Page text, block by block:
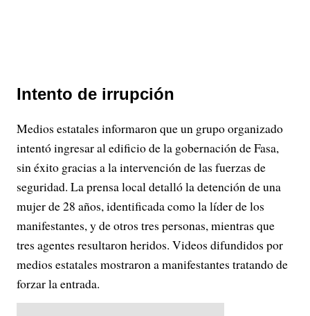
Intento de irrupción
Medios estatales informaron que un grupo organizado
intentó ingresar al edificio de la gobernación de Fasa,
sin éxito gracias a la intervención de las fuerzas de
seguridad. La prensa local detalló la detención de una
mujer de 28 años, identificada como la líder de los
manifestantes, y de otros tres personas, mientras que
tres agentes resultaron heridos. Videos difundidos por
medios estatales mostraron a manifestantes tratando de
forzar la entrada.